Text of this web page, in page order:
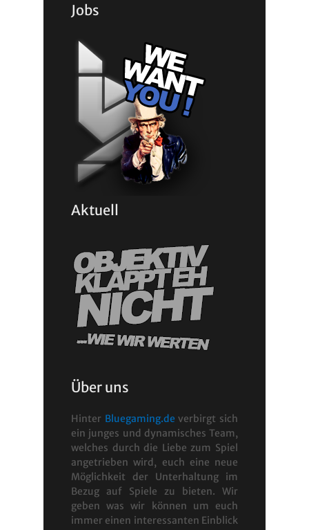
Jobs
Aktuell
Über uns
Hinter Bluegaming.de verbirgt sich
ein junges und dynamisches Team,
welches durch die Liebe zum Spiel
angetrieben wird, euch eine neue
Möglichkeit der Unterhaltung im
Bezug auf Spiele zu bieten. Wir
geben was wir können um euch
immer einen interessanten Einblick